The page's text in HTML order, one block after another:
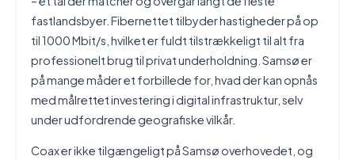
fastlandsbyer. Fibernettet tilbyder hastigheder på op
til 1000 Mbit/s, hvilket er fuldt tilstrækkeligt til alt fra
professionelt brug til privat underholdning. Samsø er
på mange måder et forbillede for, hvad der kan opnås
med målrettet investering i digital infrastruktur, selv
under udfordrende geografiske vilkår.
Coax er ikke tilgængeligt på Samsø overhovedet, og